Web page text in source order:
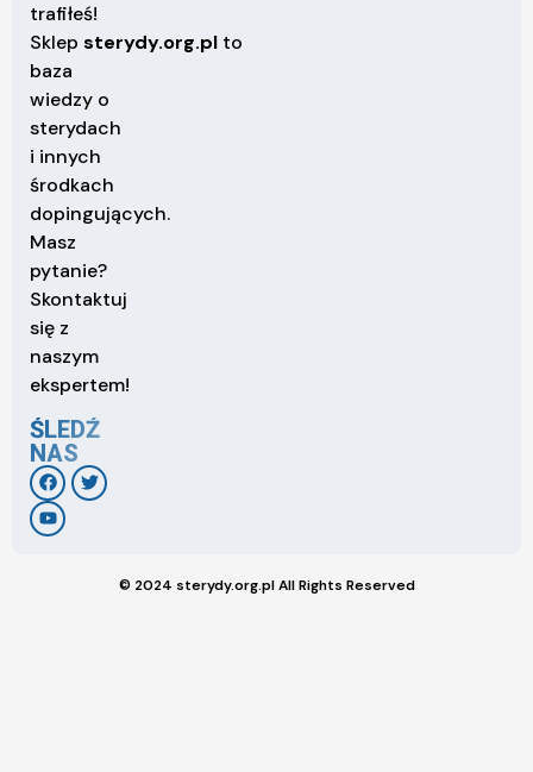
trafiłeś!
Sklep sterydy.org.pl to
baza
wiedzy o
sterydach
i innych
środkach
dopingujących.
Masz
pytanie?
Skontaktuj
się z
naszym
ekspertem!
ŚLEDŹ
NAS
© 2024 sterydy.org.pl All Rights Reserved